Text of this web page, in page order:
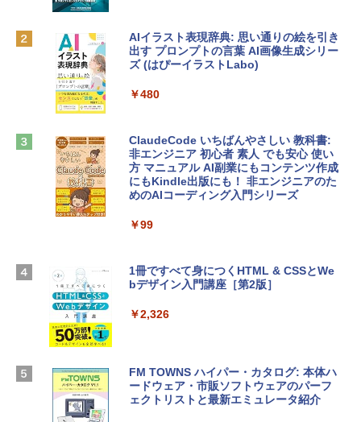
￥162,598
tomtoc 360°保護 15.6 16インチ パソコ
￥2,952
Apple 2026 MacBook Air M5チップ搭載
igence、13.6インチLiquid Retinaディ
ームカメラ、日本語キーボード、Touch I
D - ミッドナイト
￥298,901
ン 15-fd 15.6インチ 16GBメモリ 512GB
SSD インテル Core 5
Microsoft Office Home & Business 202
4(最新 永続版)|オンラインコード版|Wind
Robloxギフトカード - 2,000 Robux 【限
定バーチャルアイテムを含む】 【オンラ
インゲームコード】 ロブロックス | オン
ラインコード版
￥3,200
Robloxギフトカード - 1000 Robux 【限
定バーチャルアイテムを含む】 【オンラ
ラインコード版
Windows版 | Minecraft (マインクラフ
ト): Java & Bedrock Edition | オンライ
AIイラスト表現辞典: 思い通りの絵を引き
出す プロンプトの言葉 AI画像生成シリー
ズ (はぴーイラストLabo)
￥480
ClaudeCode いちばんやさしい 教科書:
非エンジニア 初心者 素人 でも安心 使い
方 マニュアル AI副業にもコンテンツ作成
にもKindle出版にも！ 非エンジニアのた
めのAIコーディング入門シリーズ
￥99
1冊ですべて身につくHTML & CSSとWe
bデザイン入門講座［第2版］
￥2,326
FM TOWNS ハイパー・カタログ: 本体ハ
ードウェア・市販ソフトウェアのパーフ
ェクトリストと最新エミュレータ紹介